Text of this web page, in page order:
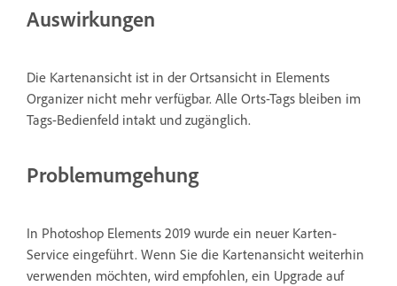
Auswirkungen
Die Kartenansicht ist in der Ortsansicht in Elements
Organizer nicht mehr verfügbar. Alle Orts-Tags bleiben im
Tags-Bedienfeld intakt und zugänglich.
Problemumgehung
In Photoshop Elements 2019 wurde ein neuer Karten-
Service eingeführt. Wenn Sie die Kartenansicht weiterhin
verwenden möchten, wird empfohlen, ein Upgrade auf